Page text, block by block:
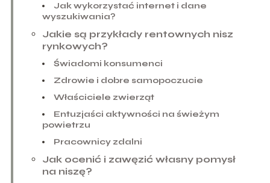
Jak wykorzystać internet i dane
wyszukiwania?
Jakie są przykłady rentownych nisz
rynkowych?
Świadomi konsumenci
Zdrowie i dobre samopoczucie
Właściciele zwierząt
Entuzjaści aktywności na świeżym
powietrzu
Pracownicy zdalni
Jak ocenić i zawęzić własny pomysł
na niszę?